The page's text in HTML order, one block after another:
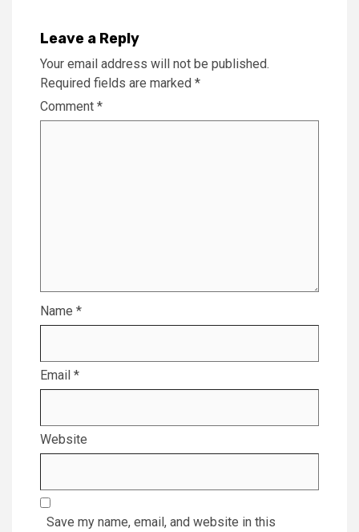
Leave a Reply
Your email address will not be published.
Required fields are marked *
Comment *
Name *
Email *
Website
Save my name, email, and website in this